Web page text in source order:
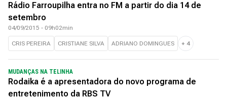
Rádio Farroupilha entra no FM a partir do dia 14 de
setembro
04/09/2015 - 09h02min
CRIS PEREIRA CRISTIANE SILVA ADRIANO DOMINGUES + 4
MUDANÇAS NA TELINHA
Rodaika é a apresentadora do novo programa de
entretenimento da RBS TV